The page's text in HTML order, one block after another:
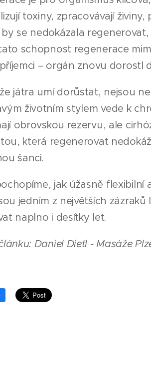
toxiny, zpracovávají
se nedokázala
schopnost regenerace
– orgán znovu
játra umí dorůstat, nejsou
životním stylem vede k
obrovskou rezervu, ale
která regenerovat
šanci.
jak úžasně
jedním z největších
naplno i desítky let.
Daniel Dietl - Masáže